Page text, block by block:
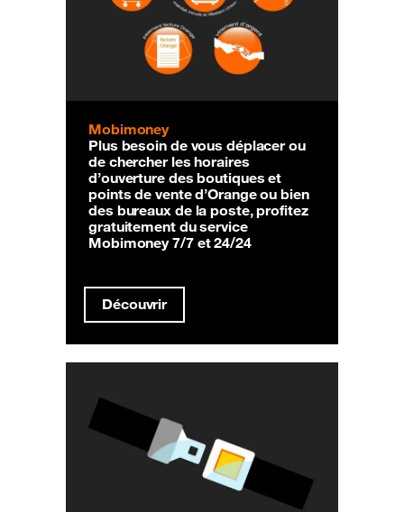
Mobimoney
Plus besoin de vous déplacer ou
de chercher les horaires
d’ouverture des boutiques et
points de vente d’Orange ou bien
des bureaux de la poste, profitez
gratuitement du service
Mobimoney 7/7 et 24/24
Découvrir